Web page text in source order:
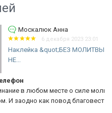
2023 23:01
МОЛИТВЫ НИЧЕГО
о силе молитвы, об
благовестия.